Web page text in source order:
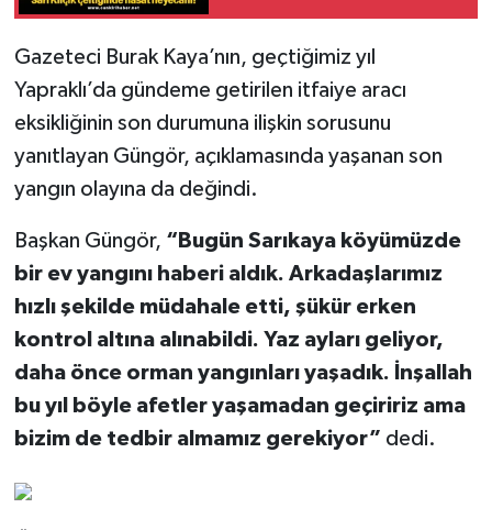
Gazeteci Burak Kaya’nın, geçtiğimiz yıl
Yapraklı’da gündeme getirilen itfaiye aracı
eksikliğinin son durumuna ilişkin sorusunu
yanıtlayan Güngör, açıklamasında yaşanan son
yangın olayına da değindi.
Başkan Güngör, “Bugün Sarıkaya köyümüzde
bir ev yangını haberi aldık. Arkadaşlarımız
hızlı şekilde müdahale etti, şükür erken
kontrol altına alınabildi. Yaz ayları geliyor,
daha önce orman yangınları yaşadık. İnşallah
bu yıl böyle afetler yaşamadan geçiririz ama
bizim de tedbir almamız gerekiyor” dedi.